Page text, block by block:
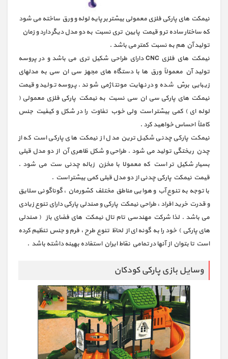
نیمکت های پارکی فلزی معمولی بیشتر بر پایه لوله و ورق ساخته می شود
که ساختار ساده تر و قیمت پایین تری نسبت به دو مدل دیگر دارد و زمان
تولید آن هم به نسبت کمتر می باشد .
نیمکت های فلزی CNC دارای طراحی شکیل تری می باشد و در پروسه
تولید آن معمولاً ورق ها با دستگاه های مجهز سی ان سی به مدلهای
زیبایی برش شده و در نهایت مونتاژمی شوند . پروسه تولید و قیمت
نیمکت های پارکی سی ان سی نسبت به نیمکت پارکی فلزی معمولی (
لوله ای ) کمی بیشتر است ولی خوب تفاوت را در شکل و کیفیت جنس
کاملاً احساس خواهید کرد .
نیمکت پارکی چدنی شکیل ترین مدل از نیمکت های پارکی است که از
چدن ریختگی تولید می شود . طراحی و شکل ظاهری آن از دو مدل قبلی
بسیار شکیل تر است که معمولا با مخزن زباله چدنی ست می شود .
قیمت نیمکت پارکی چدنی از دو مدل قبلی کمی بیشتر است .
با توجه به تنوع آب و هوایی مناطق مختلف کشورمان ، گوناگونی سلایق
و قدرت خرید افراد ، طراحی نيمكت پارکی و صندلی پارکی دارای تنوع زیادی
می باشد . لذا شرکت مهندسی تام تال نيمكت های فضای باز ( صندلی
های پارکی ) خود را به گونه ای از لحاظ تنوع طرح ، فرم و جنس تنظيم كرده
است تا بتوان از آنها در تمامي نقاط ايران استفاده بهينه داشته باشد .
وسایل بازی پارکی کودکان